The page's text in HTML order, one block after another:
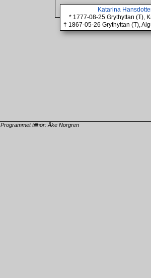
Katarina
* 1777-08-25 Grythyttan (T),
† 1867-05-26 Grythyttan (T),
, Programmet tillhör: Åke Norgren